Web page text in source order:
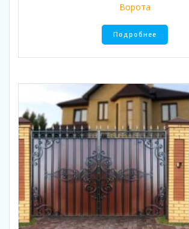
Ворота
Подробнее